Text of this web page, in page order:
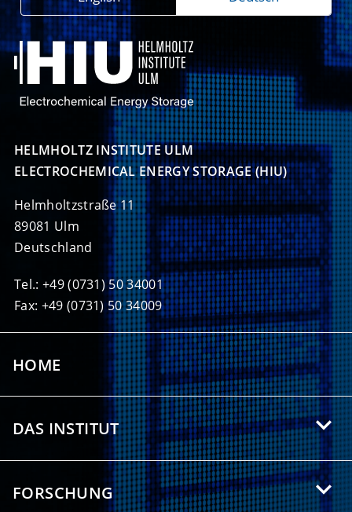
HELMHOLTZ INSTITUTE ULM
ELECTROCHEMICAL ENERGY STORAGE (HIU)
Helmholtzstraße 11
89081 Ulm
Deutschland
Tel.: +49 (0731) 50 34001
Fax: +49 (0731) 50 34009
HOME
DAS INSTITUT
Angebote für Studierende
FORSCHUNG